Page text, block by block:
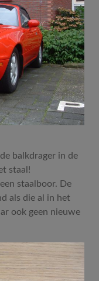
balkdrager in de
staal!
staalboor. De
als die al in het
ook geen nieuwe